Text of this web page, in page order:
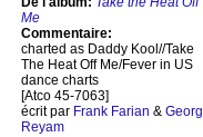
Me
Commentaire:
charted as Daddy Kool//Take
The Heat Off Me/Fever in US
dance charts
[Atco 45-7063]
écrit par Frank Farian & Georg
Reyam